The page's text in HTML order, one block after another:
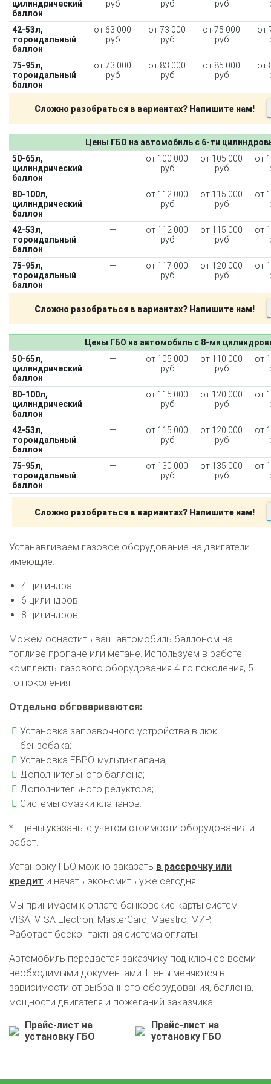
О автосервисе
Отзывы клиентов
Установка ГБО за 6 часов
2-го поколения 4-го поколения
5-го поколения
Цена на установку ГБО
Калькулятор выгоды ГБО Калькулятор топлива
Техобслуживание ГБО
цилиндрический
баллон
руб руб руб
42-53л,
тороидальный
баллон
от 63 000
руб
от 73 000
руб
от 75 000
руб
от
75-95л,
тороидальный
баллон
от 73 000
руб
от 83 000
руб
от 85 000
руб
от
Сложно разобраться в вариантах? Напишите нам!
Цены ГБО на автомобиль с 6-ти
50-65л,
цилиндрический
баллон
—
от 100 000
руб
от 105 000
руб
от
80-100л,
цилиндрический
баллон
—
от 112 000
руб
от 115 000
руб
от
42-53л,
тороидальный
баллон
—
от 112 000
руб
от 115 000
руб
от
75-95л,
тороидальный
баллон
—
от 117 000
руб
от 120 000
руб
от
Сложно разобраться в вариантах? Напишите нам!
Цены ГБО на автомобиль с 8-ми
50-65л,
цилиндрический
баллон
—
от 105 000
руб
от 110 000
руб
от
80-100л,
цилиндрический
баллон
—
от 115 000
руб
от 120 000
руб
от
42-53л,
тороидальный
баллон
—
от 115 000
руб
от 120 000
руб
от
75-95л,
тороидальный
баллон
—
от 130 000
руб
от 135 000
руб
от
Сложно разобраться в вариантах? Напишите нам!
Устанавливаем газовое оборудование на двигатели
имеющие:
4 цилиндра
6 цилиндров
8 цилиндров
Можем оснастить ваш автомобиль баллоном на
топливе пропане или метане. Используем в работе
комплекты газового оборудования 4-го поколения, 5-
го поколения.
Отдельно обговариваются:
Установка заправочного устройства в люк
бензобака;
Установка ЕВРО-мультиклапана;
Дополнительного баллона;
Дополнительного редуктора;
Системы смазки клапанов.
* - цены указаны с учетом стоимости оборудования и
работ.
Установку ГБО можно заказать в рассрочку или
кредит и начать экономить уже сегодня.
Мы принимаем к оплате банковские карты систем
VISA, VISA Electron, MasterCard, Maestro, МИР.
Работает бесконтактная система оплаты
Автомобиль передается заказчику под ключ со всеми
необходимыми документами. Цены меняются в
зависимости от выбранного оборудования, баллона,
мощности двигателя и пожеланий заказчика.
Прайс-лист на
установку ГБО
Прайс-лист на
установку ГБО